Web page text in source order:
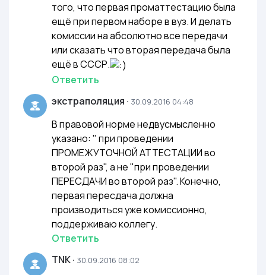
того, что первая проматтестацию была
ещё при первом наборе в вуз. И делать
комиссии на абсолютно все передачи
или сказать что вторая передача была
ещё в СССР.
Ответить
экстраполяция · 30.09.2016 04:48
В правовой норме недвусмысленно
указано: " при проведении
ПРОМЕЖУТОЧНОЙ АТТЕСТАЦИИ во
второй раз", а не "при проведении
ПЕРЕСДАЧИ во второй раз". Конечно,
первая пересдача должна
производиться уже комиссионно,
поддерживаю коллегу.
Ответить
TNK· 30.09.2016 08:02